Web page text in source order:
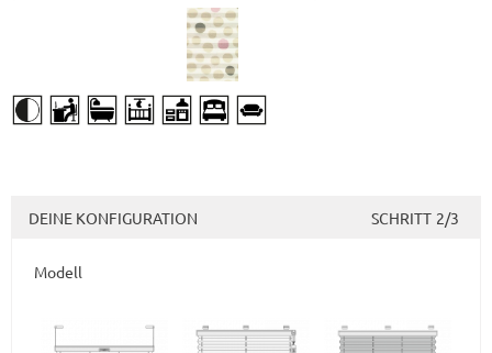
DEINE KONFIGURATION SCHRITT 2/3
Modell